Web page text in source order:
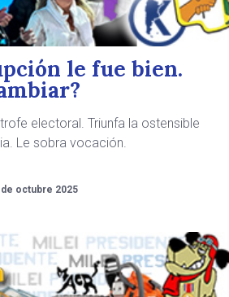
le fue bien.
electoral. Triunfa la ostensible
Le sobra vocación.
de octubre 2025